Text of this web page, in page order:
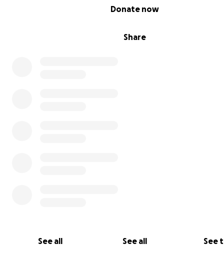
Share
Donate now
See all See all See